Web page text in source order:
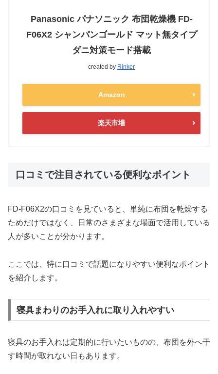
Panasonic パナソニック 布団乾燥機 FD-
F06X2 シャンパンゴールド マット無タイプ
ダニ対策モード搭載
created by Rinker
Amazon
楽天市場
口コミで注目されている便利なポイント
FD-F06X2の口コミを見ていると、単純に布団を乾燥する
ためだけではなく、日常のさまざまな場面で活用している
人が多いことが分かります。
ここでは、特に口コミで話題になりやすい便利なポイント
を紹介します。
寝具まわりのお手入れに取り入れやすい
寝具のお手入れは定期的に行いたいものの、布団を外へ干
す時間が取れない日もあります。